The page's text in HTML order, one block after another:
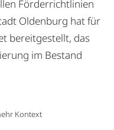
Förderrichtlinien
Oldenburg hat für
bereitgestellt, das
im Bestand
Kontext